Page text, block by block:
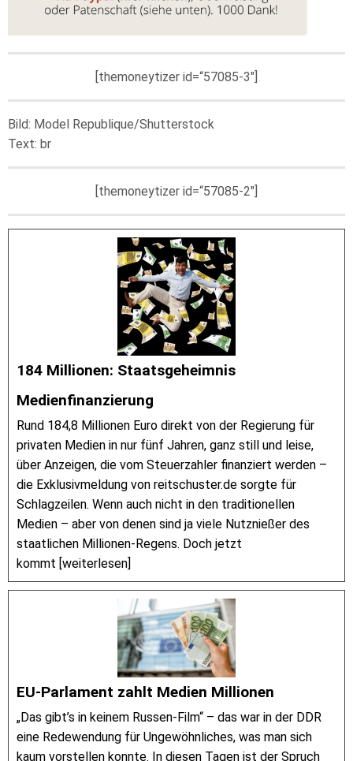
[themoneytizer id=“57085-3″]
Bild: Model Republique/Shutterstock
Text: br
[themoneytizer id=“57085-2″]
184 Millionen: Staatsgeheimnis
Medienfinanzierung
Rund 184,8 Millionen Euro direkt von der Regierung für
privaten Medien in nur fünf Jahren, ganz still und leise,
über Anzeigen, die vom Steuerzahler finanziert werden –
die Exklusivmeldung von reitschuster.de sorgte für
Schlagzeilen. Wenn auch nicht in den traditionellen
Medien – aber von denen sind ja viele Nutznießer des
staatlichen Millionen-Regens. Doch jetzt
kommt [weiterlesen]
EU-Parlament zahlt Medien Millionen
„Das gibt’s in keinem Russen-Film“ – das war in der DDR
eine Redewendung für Ungewöhnliches, was man sich
kaum vorstellen konnte. In diesen Tagen ist der Spruch